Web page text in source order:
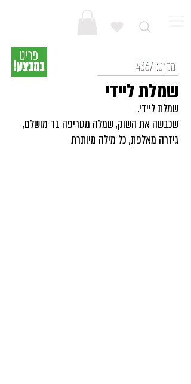
4367 מק"ט:
שמלת ליידי.
שכבשה את השוק, שמלה מטריפה בד מושלם,
גיזרה מאלפת, כל מילה מיותרת
שמלת ליידי